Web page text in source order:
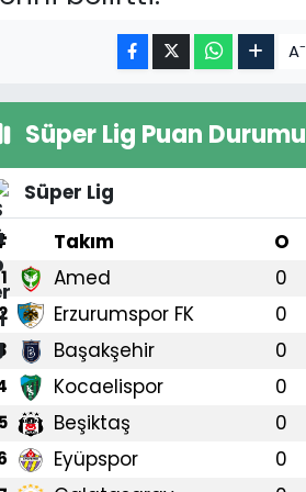
A-
Süper Lig Puan Durumu
Süper Lig
Takım O
1 Amed 0
Erzurumspor FK 0
Başakşehir 0
Kocaelispor 0
Beşiktaş 0
Eyüpspor 0